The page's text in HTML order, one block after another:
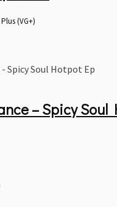
(VG+)
– Spicy